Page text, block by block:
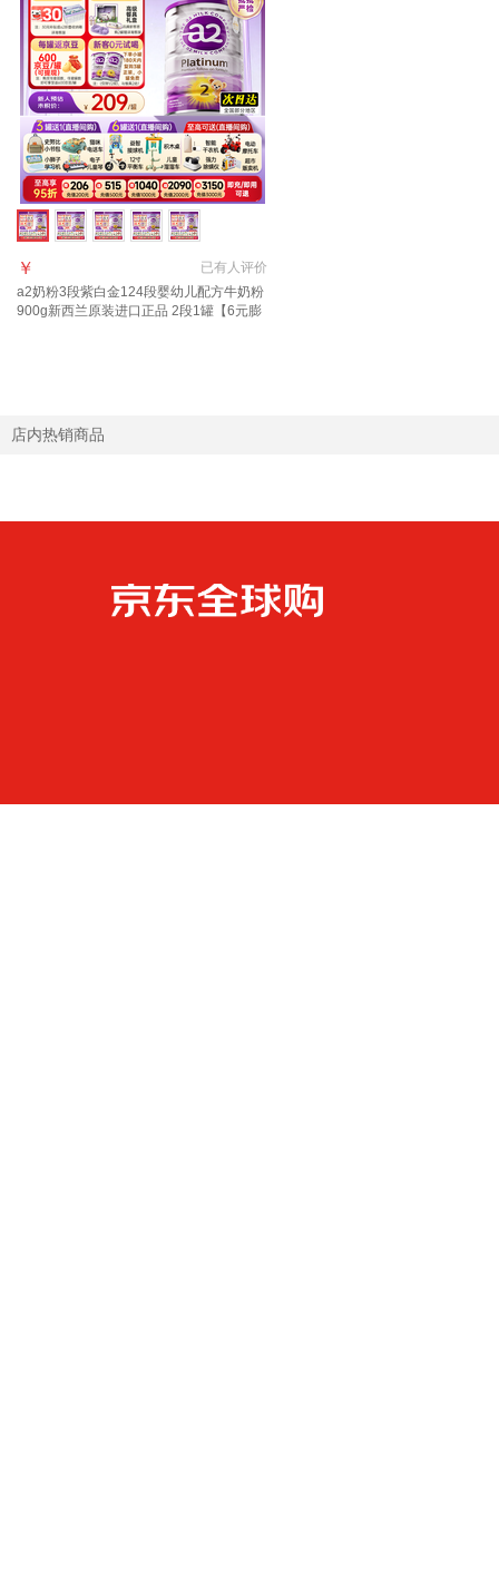
已有人评价
￥
a2奶粉3段紫白金124段婴幼儿配方牛奶粉
900g新西兰原装进口正品 2段1罐【6元膨
店内热销商品